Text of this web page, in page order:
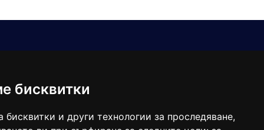
бисквитки
бисквитки и други технологии за проследяване,
balgarkanews@gmail.com